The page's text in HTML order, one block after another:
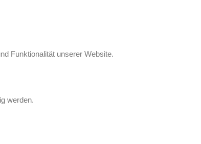
Funktionalität unserer Website.
werden.